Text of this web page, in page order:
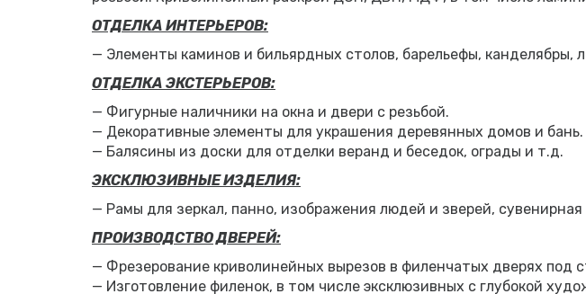
ОТДЕЛКА ИНТЕРЬЕРОВ:
— Элементы каминов и бильярдных столов, барельефы, канделябры,
ОТДЕЛКА ЭКСТЕРЬЕРОВ:
— Фигурные наличники на окна и двери с резьбой.
— Декоративные элементы для украшения деревянных домов и бань.
— Балясины из доски для отделки веранд и беседок, ограды и т.д.
ЭКСКЛЮЗИВНЫЕ ИЗДЕЛИЯ:
— Рамы для зеркал, панно, изображения людей и зверей,
ПРОИЗВОДСТВО ДВЕРЕЙ:
— Фрезерование криволинейных вырезов в филенчатых дверях под
— Изготовление филенок, в том числе эксклюзивных с глубокой